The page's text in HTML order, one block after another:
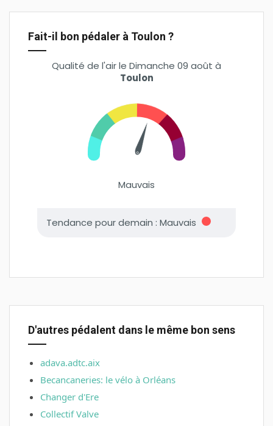
Fait-il bon pédaler à Toulon ?
D'autres pédalent dans le même bon sens
adava.adtc.aix
Becancaneries: le vélo à Orléans
Changer d'Ere
Collectif Valve